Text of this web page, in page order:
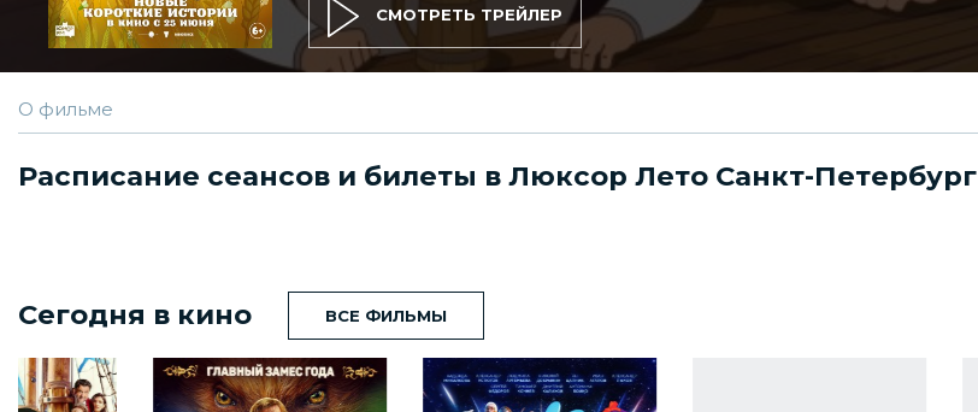
СМОТРЕТЬ ТРЕЙЛЕР
О фильме
Расписание сеансов и билеты в Люксор Лето Санкт-Петербург
Сегодня в кино ВСЕ ФИЛЬМЫ